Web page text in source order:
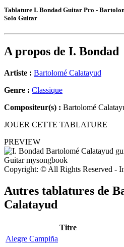
Tablature I. Bondad Guitar Pro -
Solo Guitar
A propos de I. Bondad
Artiste : Bartolomé Calatayud
Genre : Classique
Compositeur(s) : Bartolomé
JOUER CETTE TABLATURE
PREVIEW
Copyright: © All Rights Reserved -
Autres tablatures de
Calatayud
Titre
Alegre Campiña